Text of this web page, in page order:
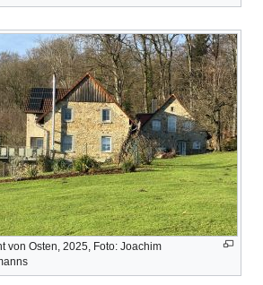
von Osten, 2025, Foto: Joachim